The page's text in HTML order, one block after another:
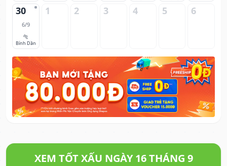
30
6/9
🐅
Bính Dần
1 2 3 4 5 6
XEM TỐT XẤU NGÀY 16 THÁNG 9